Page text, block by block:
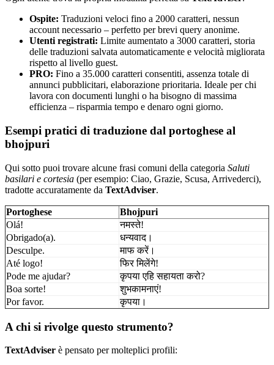
Ospite: Traduzioni veloci fino a 2000 caratteri, nessun
account necessario – perfetto per brevi query anonime.
Utenti registrati: Limite aumentato a 3000 caratteri, storia
delle traduzioni salvata automaticamente e velocità migliorata
rispetto al livello guest.
PRO: Fino a 35.000 caratteri consentiti, assenza totale di
annunci pubblicitari, elaborazione prioritaria. Ideale per chi
lavora con documenti lunghi o ha bisogno di massima
efficienza – risparmia tempo e denaro ogni giorno.
Esempi pratici di traduzione dal portoghese al
bhojpuri
Qui sotto puoi trovare alcune frasi comuni della categoria Saluti
basilari e cortesia (per esempio: Ciao, Grazie, Scusa, Arrivederci),
tradotte accuratamente da TextAdviser.
Portoghese
Bhojpuri
Olá!
नमस्ते!
Obrigado(a).
धन्यवाद।
Desculpe.
माफ करें।
Até logo!
फिर मिलेंगे!
Pode me ajudar?
कृपया एहि सहायता करो?
Boa sorte!
शुभकामनाएं!
Por favor.
कृपया।
A chi si rivolge questo strumento?
TextAdviser è pensato per molteplici profili: